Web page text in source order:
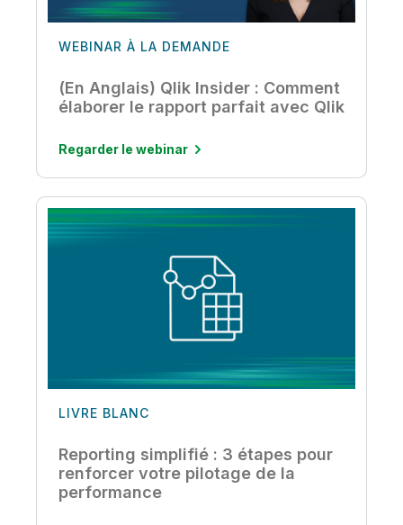
WEBINAR À LA DEMANDE
(En Anglais) Qlik Insider : Comment
élaborer le rapport parfait avec Qlik
Regarder le webinar
LIVRE BLANC
Reporting simplifié : 3 étapes pour
renforcer votre pilotage de la
performance